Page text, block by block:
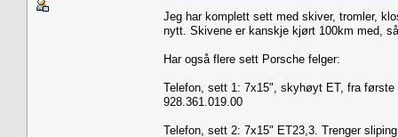
Jeg har komplett sett med skiver, tromler,
nytt. Skivene er kanskje kjørt 100km med,
Har også flere sett Porsche felger:
Telefon, sett 1: 7x15", skyhøyt ET, fra første
928.361.019.00
Telefon, sett 2: 7x15" ET23,3. Trenger